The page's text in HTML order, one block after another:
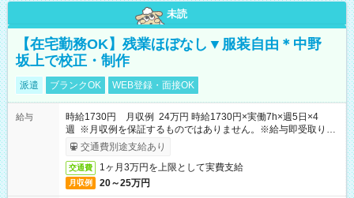
未読
【在宅勤務OK】残業ほぼなし▼服装自由＊中野
坂上で校正・制作
派遣 ブランクOK WEB登録・面接OK
給与
時給1730円 月収例 24万円 時給1730円×実働7h×週5日×4
週 ※月収例を保証するものではありません。※給与即受取りサ
ービス利用可（利用条件有）
交通費別途支給あり
交通費 1ヶ月3万円を上限として実費支給
月収例 20～25万円